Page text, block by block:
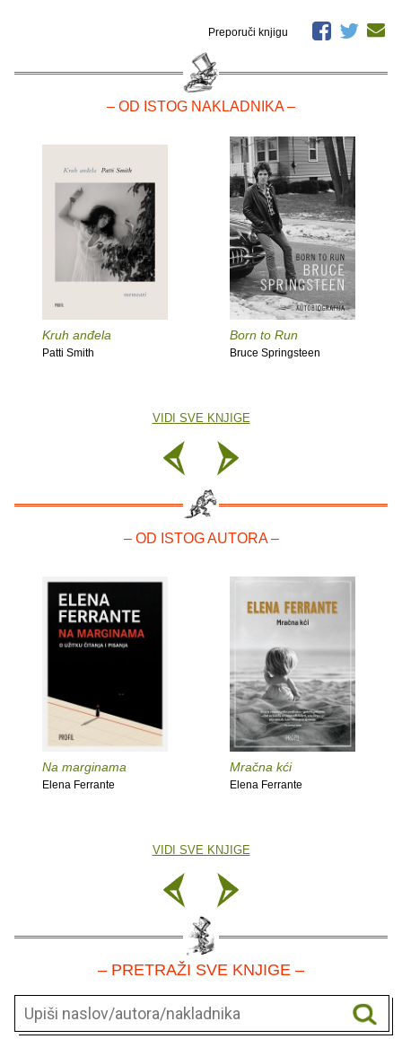
Preporuči knjigu
– OD ISTOG NAKLADNIKA –
Kruh anđela
Patti Smith
Born to Run
Bruce Springsteen
VIDI SVE KNJIGE
– OD ISTOG AUTORA –
Na marginama
Elena Ferrante
Mračna kći
Elena Ferrante
VIDI SVE KNJIGE
– PRETRAŽI SVE KNJIGE –